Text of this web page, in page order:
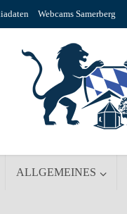
Webcams Samerberg
ALLGEMEINES